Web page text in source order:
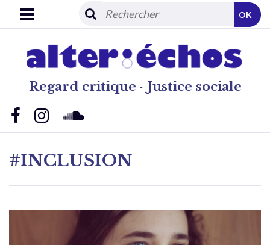
Regard critique · Justice sociale
OK
#INCLUSION